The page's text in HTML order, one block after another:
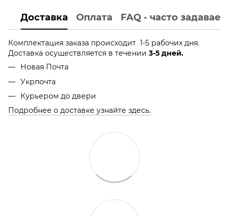
Доставка Оплата FAQ - часто
Комплектация заказа происходит 1-5 рабочих дня.
Доставка осуществляется в течении 3-5 дней.
Новая Почта
Укрпочта
Курьером до двери
Подробнее о доставке узнайте здесь.